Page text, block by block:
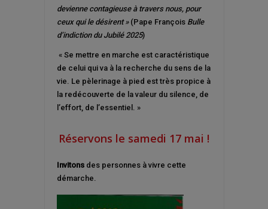
devienne contagieuse à travers nous, pour
ceux qui le désirent » (Pape François Bulle
d’indiction du Jubilé 2025)
« Se mettre en marche est caractéristique
de celui qui va à la recherche du sens de la
vie. Le pèlerinage à pied est très propice à
la redécouverte de la valeur du silence, de
l’effort, de l’essentiel. »
Réservons le samedi 17 mai !
Invitonsdes personnes à vivre cette
démarche.